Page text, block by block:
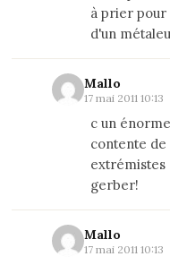
à prier pour
d'un
Mallo
17 mai 2011 10:13
c un
contente de
extrémistes
gerber!
Mallo
17 mai 2011 10:13